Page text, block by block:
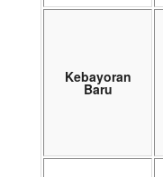
Kebayoran
Baru